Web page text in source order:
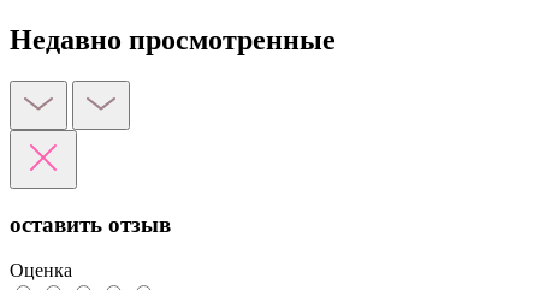
Недавно просмотренные
оставить отзыв
Оценка